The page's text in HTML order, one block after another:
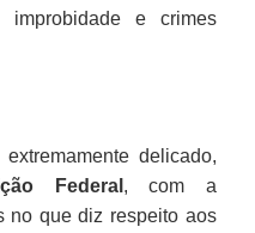
improbidade e crimes
delicado,
Federal , com a
no que diz respeito aos